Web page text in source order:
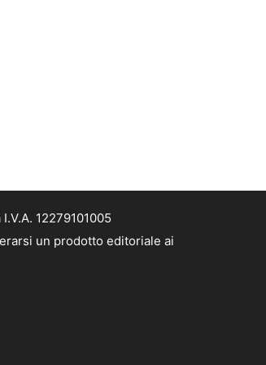
12279101005
un prodotto editoriale ai